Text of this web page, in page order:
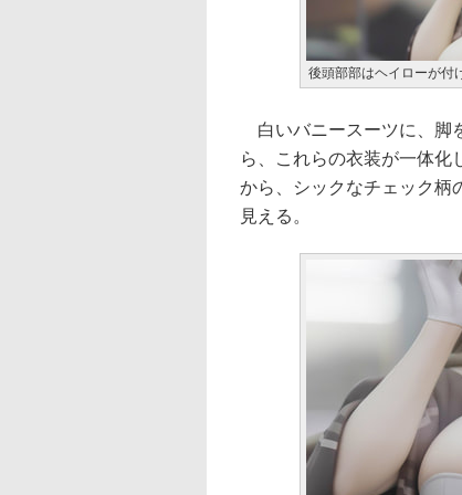
後頭部部はヘイローが付
白いバニースーツに、脚
ら、これらの衣装が一体化
から、シックなチェック柄
見える。